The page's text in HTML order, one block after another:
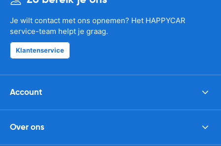
Je wilt contact met ons opnemen? Het HAPPYCAR
service-team helpt je graag.
Klantenservice
Account
Over ons